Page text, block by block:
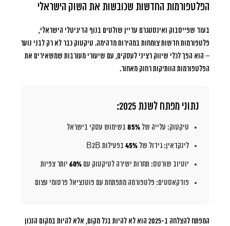
הפלטפורמות החדשות שכובשות את השוק הישראלי
בעוד שפייסבוק ואינסטגרם עדיין שולטים בנוף הדיגיטלי הישראלי,
פלטפורמות חדשות צומחות במהירות מדהימה. טיקטוק כבר לא רק לבני נוער
– הוא הפך לכלי שיווק רציני לעסקים, עם שיעורי מעורבות שמשאירים את
הפלטפורמות הוותיקות רחוק מאחור.
נתוני מפתח לשנת 2025:
טיקטוק: עלייה של 85% בשימוש עסקי בישראל
לינקדאין: גידול של 45% בפעילות B2B
יוטיוב שורטס: תחרות ישירה לטיקטוק עם 60% יותר צפיות
פודקאסטים: פלטפורמה מתפתחת עם פוטנציאל פרסומי עצום
המפתח להצלחה ב-2025 הוא לא להיות בכל מקום, אלא להיות במקום הנכון